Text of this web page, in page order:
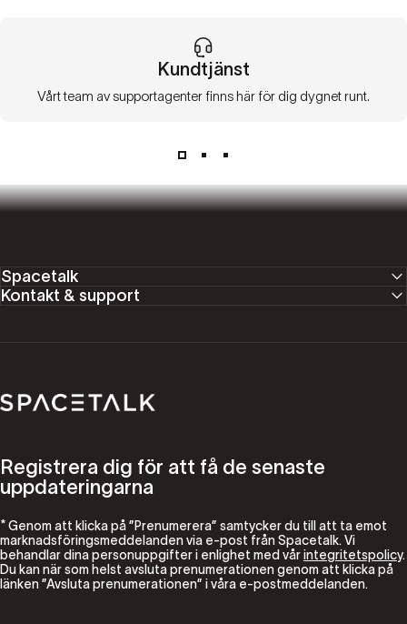
Kundtjänst
Vårt team av supportagenter finns här för dig dygnet runt.
Spacetalk
Kontakt & support
Spacetalk
Registrera dig för att få de senaste
uppdateringarna
* Genom att klicka på ”Prenumerera” samtycker du till att ta emot
marknadsföringsmeddelanden via e-post från Spacetalk. Vi
behandlar dina personuppgifter i enlighet med vårintegritetspolicy.
Du kan när som helst avsluta prenumerationen genom att klicka på
länken ”Avsluta prenumerationen” i våra e-postmeddelanden.